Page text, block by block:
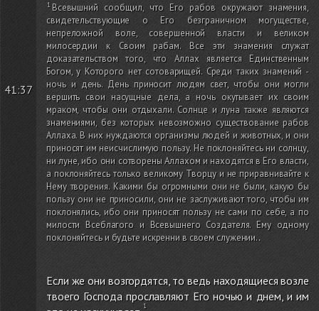
41:37
Всевышний сообщил, что Его рабов окружают знамения,
свидетельствующие о Его безграничном могуществе,
непреложной воле, совершенной власти и великом
милосердии к Своим рабам. Все эти знамения служат
доказательством того, что Аллах является Единственным
Богом, у Которого нет сотоварищей. Среди таких знамений -
ночь и день. День приносит людям свет, чтобы они могли
вершить свои насущные дела, а ночь окутывает их своим
мраком, чтобы они отдыхали. Солнце и луна также являются
знамениями, без которых невозможно существование рабов
Аллаха. В них нуждаются организмы людей и животных, и они
приносят им неисчислимую пользу. Не поклоняйтесь ни солнцу,
ни луне, ибо они сотворены Аллахом и находятся в Его власти,
а поклоняйтесь только великому Творцу и не приравнивайте к
Нему творения. Какими бы огромными они не были, какую бы
пользу они не приносили, они не заслуживают того, чтобы им
поклонялись, ибо они приносят пользу не сами по себе, а по
милости Всеблагого и Всевышнего Создателя. Ему одному
поклоняйтесь и будьте искренни в своем служении..
Если же они возгордятся, то ведь находящиеся возле
твоего Господа прославляют Его ночью и днем, и им